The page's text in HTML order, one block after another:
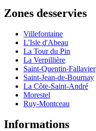
Zones desservies
Villefontaine
L'Isle d'Abeau
La Tour du Pin
La Verpillière
Saint-Quentin-Fallavier
Saint-Jean-de-Bournay
La Côte-Saint-André
Morestel
Ruy-Montceau
Informations